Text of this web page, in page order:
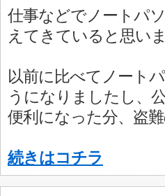
仕事などでノートパ
えてきていると思いま
以前に比べてノート
うになりましたし、
便利になった分、盗
続きはコチラ